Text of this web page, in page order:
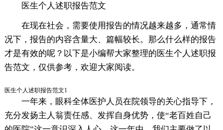
医生个人述职报告范文
在现在社会，需要使用报告的情况越来越多，通常情
况下，报告的内容含量大、篇幅较长。那么什么样的报告
才是有效的呢？以下是小编帮大家整理的医生个人述职报
告范文，仅供参考，欢迎大家阅读。
医生个人述职报告范文1
一年来，眼科全体医护人员在院领导的关心指导下，
充分发扬主人翁责任感、发挥自身优势，使“老百姓自己